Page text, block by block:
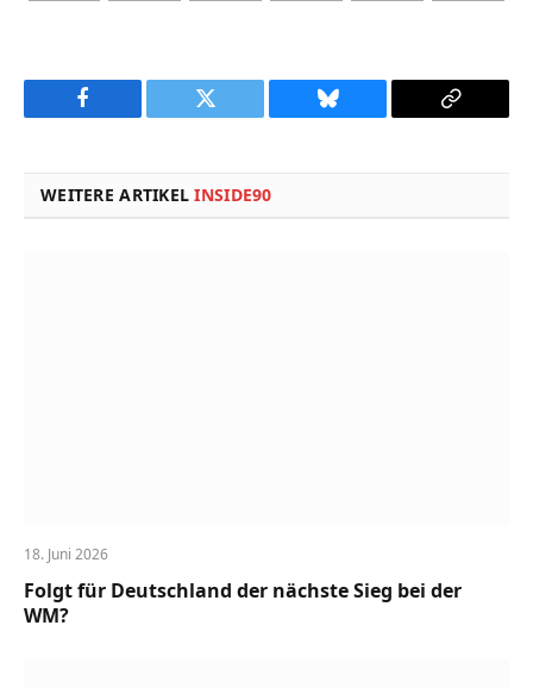
Facebook Twitter Bluesky
Copy
WEITERE ARTIKELINSIDE90
18. Juni 2026
Folgt für Deutschland der nächste Sieg bei der
WM?